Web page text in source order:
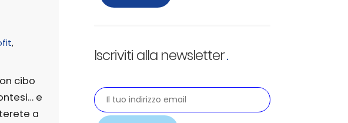
,
cibo
e
a
Iscriviti alla newsletter